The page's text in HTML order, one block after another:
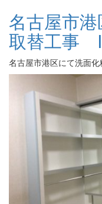
名古屋市
取替工事
名古屋市港区にて洗面化